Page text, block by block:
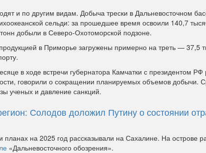
и по другим видам. Добыча трески в Дальневосточном
сельди: за прошедшее время освоили 140,7
добыли в Северо-Охотоморской подзоне.
в Приморье загружены примерно на треть — 37,5
в ходе встречи губернатора Камчатки с президентом РФ
говорили о сокращении планируемых объемов добычи.
ученых и давление санкций.
Солодов доложил Путину о состоянии
планах на 2025 год рассказывали на Сахалине. На острове
«Дальневосточного обозрения».